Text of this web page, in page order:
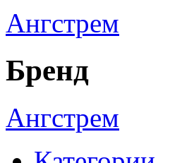
Ангстрем
Бренд
Ангстрем